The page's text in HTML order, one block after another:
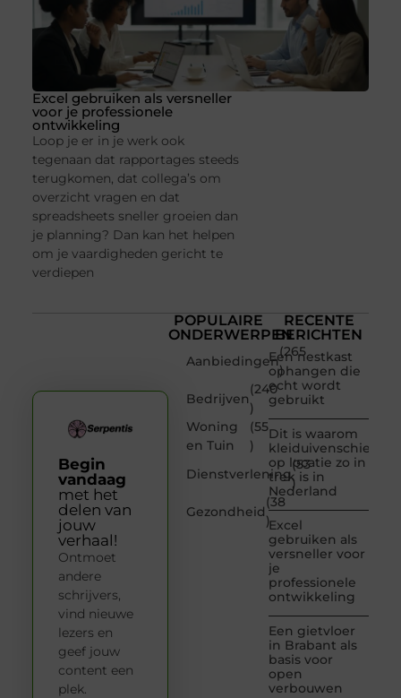
Excel gebruiken als versneller
voor je professionele
ontwikkeling
Loop je er in je werk ook
tegenaan dat rapportages steeds
terugkomen, dat collega’s om
overzicht vragen en dat
spreadsheets sneller groeien dan
je planning? Dan kan het helpen
om je vaardigheden gericht te
verdiepen
POPULAIRE
ONDERWERPEN
Aanbiedingen
(265
)
Bedrijven
(240
)
Woning
en Tuin
(55
)
Dienstverlening
(53
)
Gezondheid
(38
)
RECENTE
BERICHTEN
Een nestkast
ophangen die
echt wordt
gebruikt
Dit is waarom
kleiduivenschieten
op locatie zo in
trek is in
Nederland
Excel
gebruiken als
versneller voor
je
professionele
ontwikkeling
Een gietvloer
in Brabant als
basis voor
open
verbouwen
Begin
vandaag
met het
delen van
jouw
verhaal!
Ontmoet
andere
schrijvers,
vind nieuwe
lezers en
geef jouw
content een
plek.